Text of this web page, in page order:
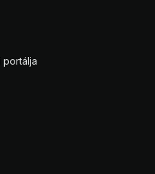
portálja